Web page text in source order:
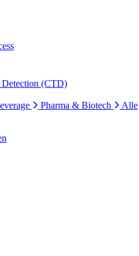
Detection (CTD)
Pharma & Biotech
Alle